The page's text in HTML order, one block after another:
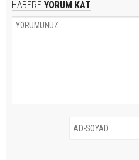
HABERE YORUM KAT